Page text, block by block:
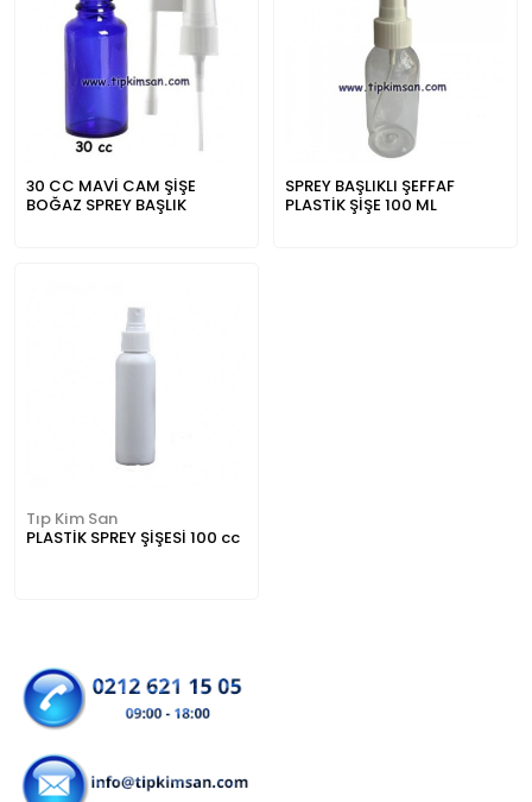
30 CC MAVİ CAM ŞİŞE
BOĞAZ SPREY BAŞLIK
SPREY BAŞLIKLI ŞEFFAF
PLASTİK ŞİŞE 100 ML
Tıp Kim San
PLASTİK SPREY ŞİŞESİ 100 cc